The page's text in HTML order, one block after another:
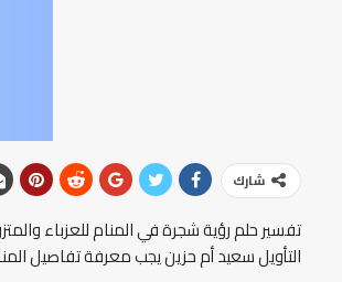
شارك
تفسير حلم رؤية شجرة في المنام للعزباء
التأويل سعيد أم حزين يجب معرفة تفاصيل